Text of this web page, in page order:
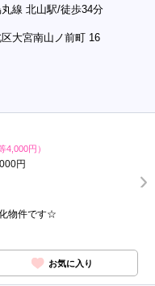
線 北山駅/徒歩34分
大宮南山ノ前町 16
4,000円）
円
物件です☆
お気に入り